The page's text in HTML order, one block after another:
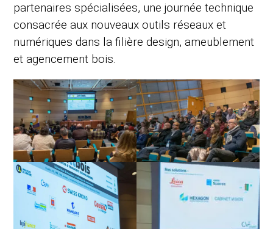
partenaires spécialisées, une journée technique
consacrée aux nouveaux outils réseaux et
numériques dans la filière design, ameublement
et agencement bois.